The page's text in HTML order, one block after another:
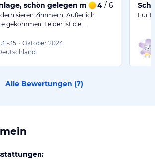
schön gelegen mit Spielplätzen
4 / 6
Zimmern. Äußerlich
gekommen. Leider ist die…
31-35 • Oktober 2024
Für
Alle Bewertungen (7)